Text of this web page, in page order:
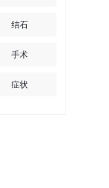
结石
手术
症状